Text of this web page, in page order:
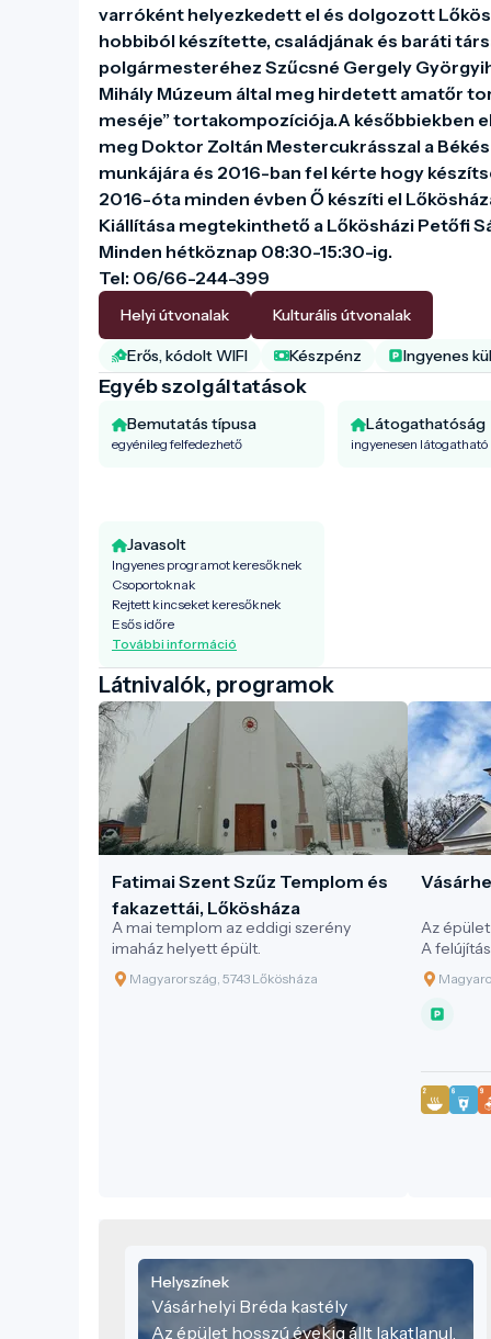
varróként helyezkedett el és dolgozott
hobbiból készítette, családjának és baráti
polgármesteréhez Szűcsné Gergely
Mihály Múzeum által meg hirdetett amatőr
meséje” tortakompozíciója.A
meg Doktor Zoltán Mestercukrásszal a
munkájára és 2016-ban fel kérte hogy
2016-óta minden évben Ő készíti el
Kiállítása megtekinthető a Lőkösházi Petőfi
Minden hétköznap 08:30-15:30-ig.
Tel: 06/66-244-399
Helyi útvonalak Kulturális útvonalak
Erős, kódolt WIFI Készpénz Ingyenes
Egyéb szolgáltatások
Bemutatás típusa
egyénileg felfedezhető
Látogathatóság
ingyenesen látogatható
Javasolt
Ingyenes programot keresőknek
Csoportoknak
Rejtett kincseket keresőknek
Esős időre
További információ
Látnivalók, programok
Fatimai Szent Szűz Templom és
fakazettái, Lőkösháza
A mai templom az eddigi szerény
imaház helyett épült.
Magyarország, 5743 Lőkösháza
Az épület
A
Helyszínek
Vásárhelyi Bréda kastély
Az épület hosszú évekig állt lakatlanul.